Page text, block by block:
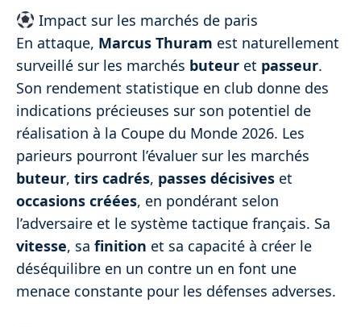
Impact sur les marchés de paris
En attaque, Marcus Thuram est naturellement
surveillé sur les marchés buteur et passeur.
Son rendement statistique en club donne des
indications précieuses sur son potentiel de
réalisation à la Coupe du Monde 2026. Les
parieurs pourront l’évaluer sur les marchés
buteur, tirs cadrés, passes décisives et
occasions créées, en pondérant selon
l’adversaire et le système tactique français. Sa
vitesse, sa finition et sa capacité à créer le
déséquilibre en un contre un en font une
menace constante pour les défenses adverses.